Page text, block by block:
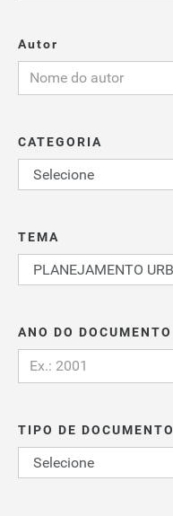
Autor
CATEGORIA
TEMA
ANO DO DOCUMENTO
TIPO DE DOCUMENTO